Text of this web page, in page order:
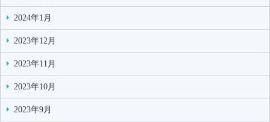
2024年1月
2023年12月
2023年11月
2023年10月
2023年9月